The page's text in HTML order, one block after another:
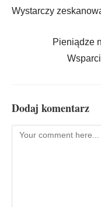
Wystarczy
Pieniądze
Dodaj komentarz